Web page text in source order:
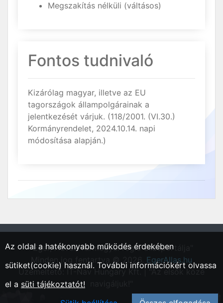
Megszakítás nélküli (váltásos)
Fontos tudnivaló
Kizárólag magyar, illetve az EU
tagországok állampolgárainak a
jelentkezését várjuk. (118/2001. (VI.30.)
Kormányrendelet, 2024.10.14. napi
módosítása alapján.)
"Eger, Heves vármegyei régió állásportálja"
Minden jog fentartva © 2026. EgerAllas.hu
Üzemeltető: IT-Nav Hungary Kft. | "Az elsők közé
Az oldal a hatékonyabb működés érdekében
sütiket(cookie) használ. További információkért olvassa
el a süti tájékoztatót!